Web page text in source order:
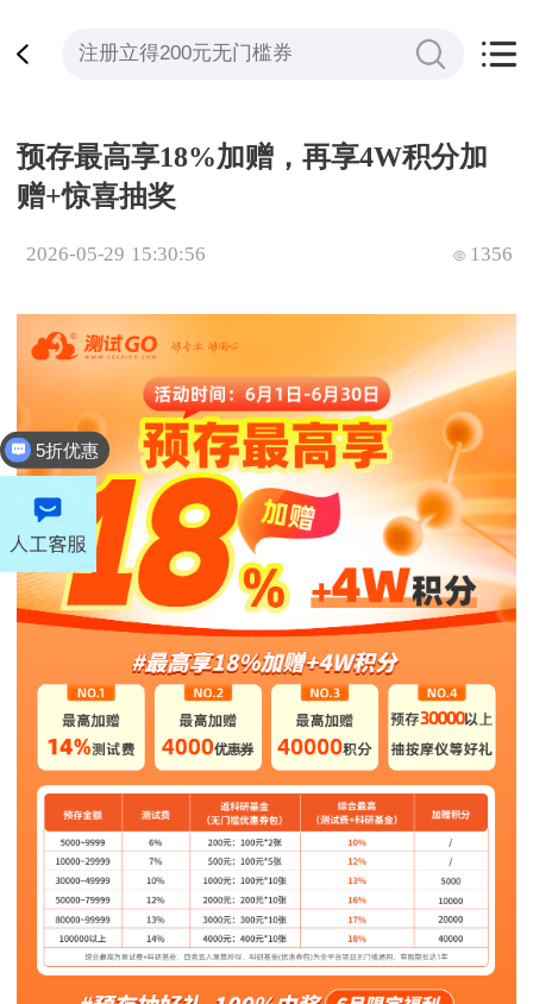
预存最高享18%加赠，再享4W积分加
赠+惊喜抽奖
2026-05-29 15:30:56 1356
5折优惠